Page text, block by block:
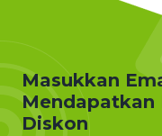
Masukkan
Mendapatkan
Diskon